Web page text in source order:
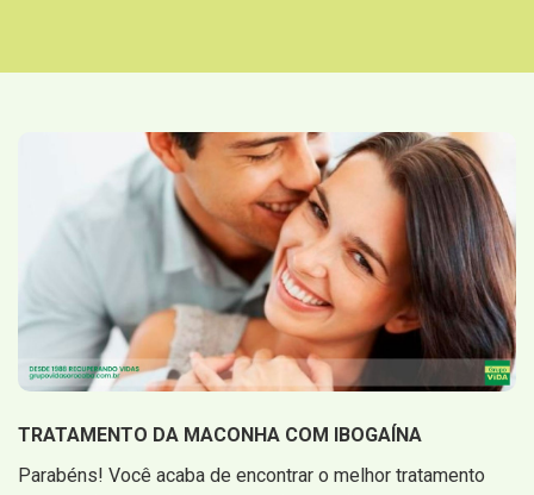
TRATAMENTO DA MACONHA COM IBOGAÍNA
Parabéns! Você acaba de encontrar o melhor tratamento